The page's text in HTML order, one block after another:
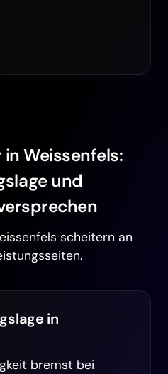
Weissenfels:
und
scheitern an
in
bremst bei